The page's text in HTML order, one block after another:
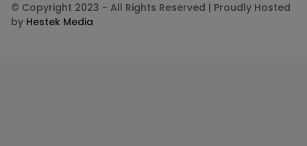
© Copyright 2023 - All Rights Reserved | Proudly Hosted
by Hestek Media